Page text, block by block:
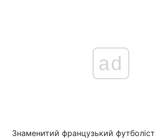
ad
Знаменитий французький